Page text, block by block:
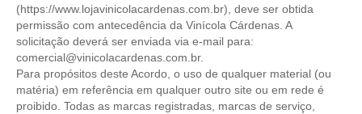
(https://www.lojavinicolacardenas.com.br), deve ser obtida
permissão com antecedência da Vinícola Cárdenas. A
solicitação deverá ser enviada via e-mail para:
comercial@vinicolacardenas.com.br.
Para propósitos deste Acordo, o uso de qualquer material (ou
matéria) em referência em qualquer outro site ou em rede é
proibido. Todas as marcas registradas, marcas de serviço,